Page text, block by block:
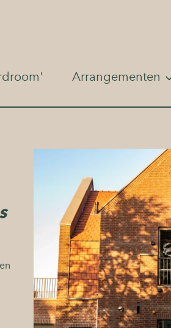
ons
Contact
Arrangementen
Borrel
Diner
BBQ Smoke & Grill
Brunch & High Tea
High wine, beer,
cocktail
Babyshower